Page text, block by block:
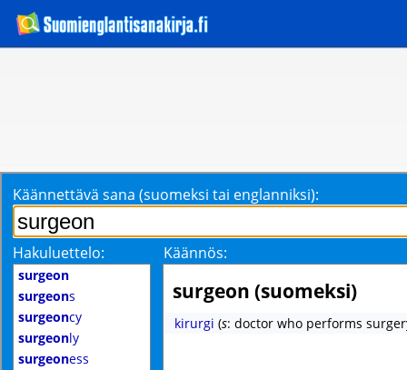
Käännettävä sana (suomeksi tai englanniksi):
Hakuluettelo: Käännös:
surgeon
surgeons
surgeoncy
surgeonly
surgeoness
surgeon (suomeksi)
kirurgi (s: doctor who performs